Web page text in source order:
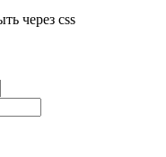
через css